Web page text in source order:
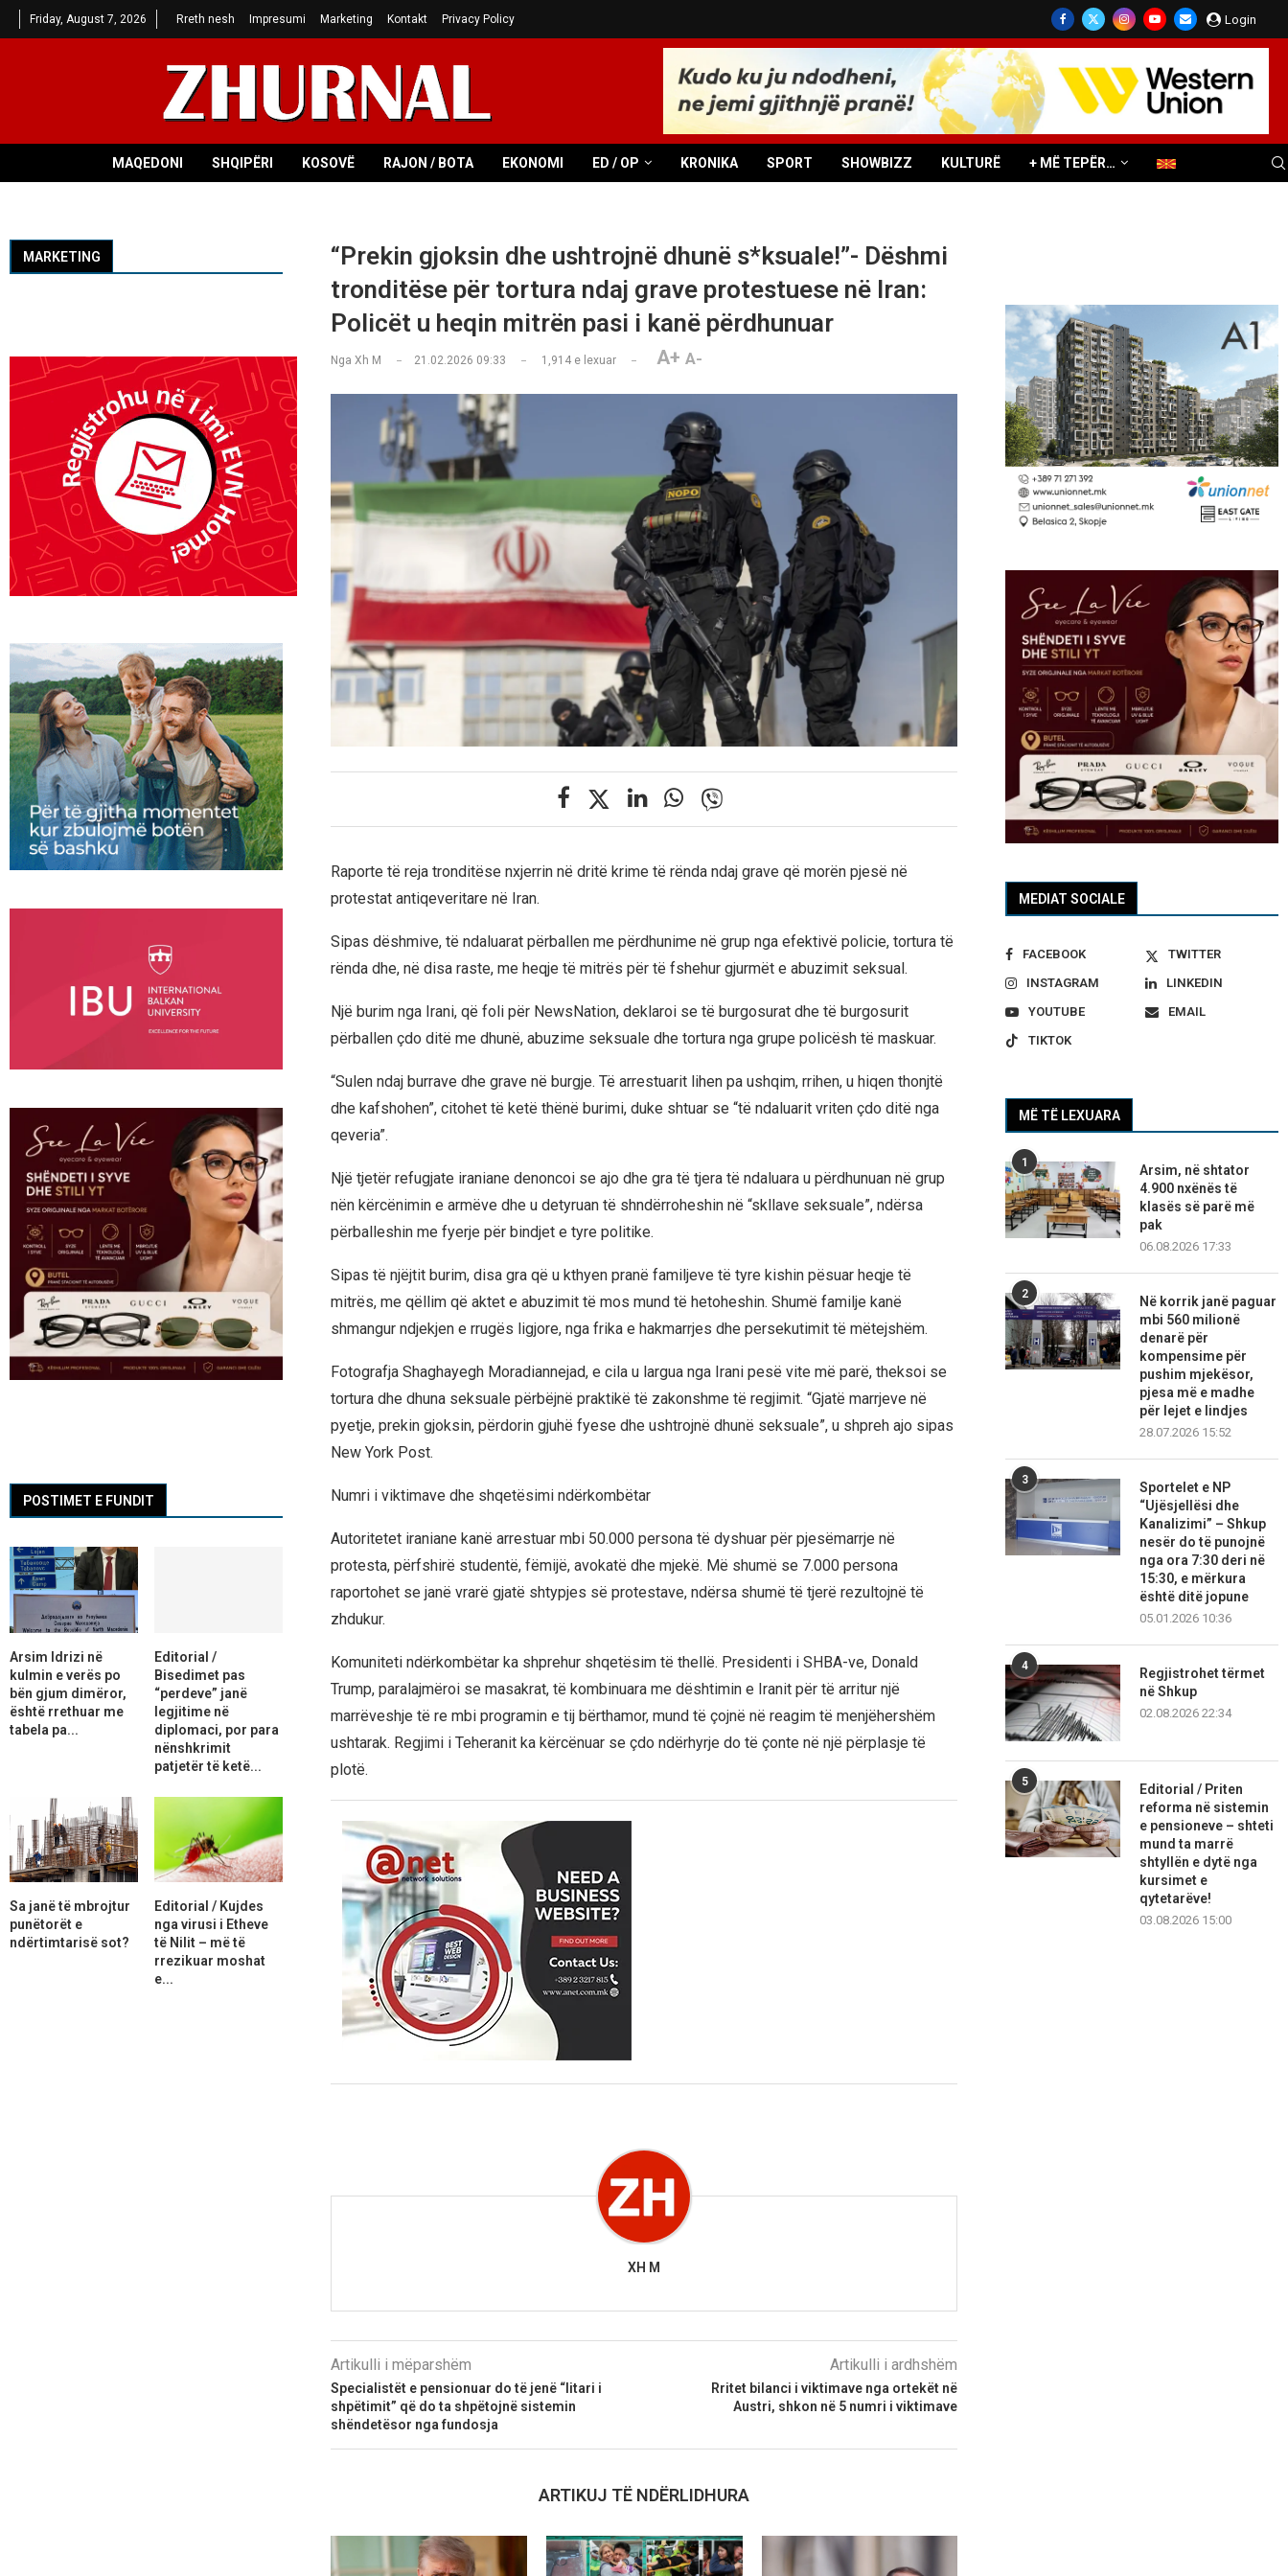
Friday, August 7, 2026 Rreth nesh Impresumi Marketing Kontakt Privacy Policy Login
MAQEDONI SHQIPËRI KOSOVË RAJON / BOTA EKONOMI ED / OP KRONIKA SPORT SHOWBIZZ KULTURË + MË TEPËR…
“Prekin gjoksin dhe ushtrojnë dhunë s*ksuale!”- Dëshmi
tronditëse për tortura ndaj grave protestuese në Iran:
Policët u heqin mitrën pasi i kanë përdhunuar
Nga Xh M 21.02.2026 09:33 1,914e lexuar A+ A-
Raporte të reja tronditëse nxjerrin në dritë krime të rënda ndaj grave që morën pjesë në
protestat antiqeveritare në Iran.
Sipas dëshmive, të ndaluarat përballen me përdhunime në grup nga efektivë policie, tortura të
rënda dhe, në disa raste, me heqje të mitrës për të fshehur gjurmët e abuzimit seksual.
Një burim nga Irani, që foli për NewsNation, deklaroi se të burgosurat dhe të burgosurit
përballen çdo ditë me dhunë, abuzime seksuale dhe tortura nga grupe policësh të maskuar.
“Sulen ndaj burrave dhe grave në burgje. Të arrestuarit lihen pa ushqim, rrihen, u hiqen thonjtë
dhe kafshohen”, citohet të ketë thënë burimi, duke shtuar se “të ndaluarit vriten çdo ditë nga
qeveria”.
Një tjetër refugjate iraniane denoncoi se ajo dhe gra të tjera të ndaluara u përdhunuan në grup
nën kërcënimin e armëve dhe u detyruan të shndërroheshin në “skllave seksuale”, ndërsa
përballeshin me fyerje për bindjet e tyre politike.
Sipas të njëjtit burim, disa gra që u kthyen pranë familjeve të tyre kishin pësuar heqje të
mitrës, me qëllim që aktet e abuzimit të mos mund të hetoheshin. Shumë familje kanë
shmangur ndjekjen e rrugës ligjore, nga frika e hakmarrjes dhe persekutimit të mëtejshëm.
Fotografja Shaghayegh Moradiannejad, e cila u largua nga Irani pesë vite më parë, theksoi se
tortura dhe dhuna seksuale përbëjnë praktikë të zakonshme të regjimit. “Gjatë marrjeve në
pyetje, prekin gjoksin, përdorin gjuhë fyese dhe ushtrojnë dhunë seksuale”, u shpreh ajo sipas
New York Post.
Numri i viktimave dhe shqetësimi ndërkombëtar
Autoritetet iraniane kanë arrestuar mbi 50.000 persona të dyshuar për pjesëmarrje në
protesta, përfshirë studentë, fëmijë, avokatë dhe mjekë. Më shumë se 7.000 persona
raportohet se janë vrarë gjatë shtypjes së protestave, ndërsa shumë të tjerë rezultojnë të
zhdukur.
Komuniteti ndërkombëtar ka shprehur shqetësim të thellë. Presidenti i SHBA-ve, Donald
Trump, paralajmëroi se masakrat, të kombinuara me dështimin e Iranit për të arritur një
marrëveshje të re mbi programin e tij bërthamor, mund të çojnë në reagim të menjëhershëm
ushtarak. Regjimi i Teheranit ka kërcënuar se çdo ndërhyrje do të çonte në një përplasje të
plotë.
XH M
Artikulli i mëparshëm
Specialistët e pensionuar do të jenë “litari i
shpëtimit” që do ta shpëtojnë sistemin
shëndetësor nga fundosja
Artikulli i ardhshëm
Rritet bilanci i viktimave nga ortekët në
Austri, shkon në 5 numri i viktimave
ARTIKUJ TË NDËRLIDHURA
MEDIAT SOCIALE
FACEBOOK
TWITTER
INSTAGRAM
LINKEDIN
YOUTUBE
EMAIL
TIKTOK
MË TË LEXUARA
1
Arsim, në shtator
4.900 nxënës të
klasës së parë më
pak
06.08.2026 17:33
2
Në korrik janë paguar
mbi 560 milionë
denarë për
kompensime për
pushim mjekësor,
pjesa më e madhe
për lejet e lindjes
28.07.2026 15:52
3
Sportelet e NP
“Ujësjellësi dhe
Kanalizimi” – Shkup
nesër do të punojnë
nga ora 7:30 deri në
15:30, e mërkura
është ditë jopune
05.01.2026 10:36
4
Regjistrohet tërmet
në Shkup
02.08.2026 22:34
5
Editorial / Priten
reforma në sistemin
e pensioneve – shteti
mund ta marrë
shtyllën e dytë nga
kursimet e
qytetarëve!
03.08.2026 15:00
MARKETING
POSTIMET E FUNDIT
Arsim Idrizi në
kulmin e verës po
bën gjum dimëror,
është rrethuar me
tabela pa...
Editorial /
Bisedimet pas
“perdeve” janë
legjitime në
diplomaci, por para
nënshkrimit
patjetër të ketë...
Sa janë të mbrojtur
punëtorët e
ndërtimtarisë sot?
Editorial / Kujdes
nga virusi i Etheve
të Nilit – më të
rrezikuar moshat
e...